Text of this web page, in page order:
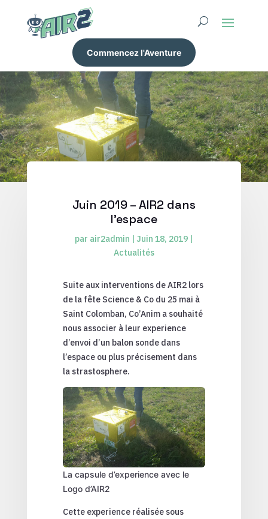
Commencez l'Aventure
Juin 2019 – AIR2 dans
l’espace
par air2admin | Juin 18, 2019 |
Actualités
Suite aux interventions de AIR2 lors
de la fête Science & Co du 25 mai à
Saint Colomban, Co’Anim a souhaité
nous associer à leur experience
d’envoi d’un balon sonde dans
l’espace ou plus précisement dans
la strastosphere.
La capsule d’experience avec le
Logo d’AIR2
Cette experience réalisée sous